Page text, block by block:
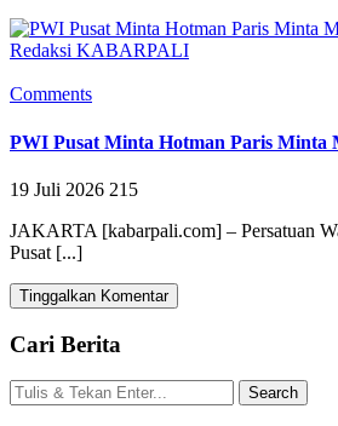
Redaksi KABARPALI
Comments
PWI Pusat Minta Hotman Paris Minta
19 Juli 2026 215
JAKARTA [kabarpali.com] – Persatuan
Pusat [...]
Tinggalkan Komentar
Cari Berita